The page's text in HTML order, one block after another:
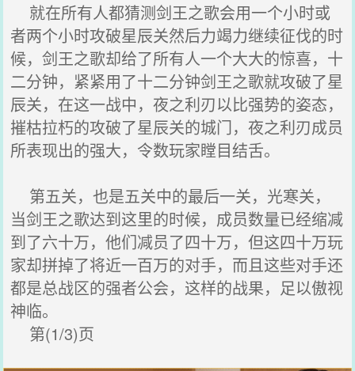
就在所有人都猜测剑王之歌会用一个小时或
者两个小时攻破星辰关然后力竭力继续征伐的时
候，剑王之歌却给了所有人一个大大的惊喜，十
二分钟，紧紧用了十二分钟剑王之歌就攻破了星
辰关，在这一战中，夜之利刃以比强势的姿态，
摧枯拉朽的攻破了星辰关的城门，夜之利刃成员
所表现出的强大，令数玩家瞠目结舌。
第五关，也是五关中的最后一关，光寒关，
当剑王之歌达到这里的时候，成员数量已经缩减
到了六十万，他们减员了四十万，但这四十万玩
家却拼掉了将近一百万的对手，而且这些对手还
都是总战区的强者公会，这样的战果，足以傲视
神临。
第(1/3)页